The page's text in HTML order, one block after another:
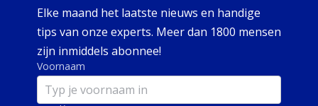
Elke maand het laatste nieuws en handige
tips van onze experts. Meer dan 1800 mensen
zijn inmiddels abonnee!
Voornaam